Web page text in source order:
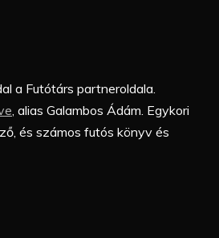
a Futótárs partneroldala.
, alias Galambos Ádám. Egykori
és számos futós könyv és